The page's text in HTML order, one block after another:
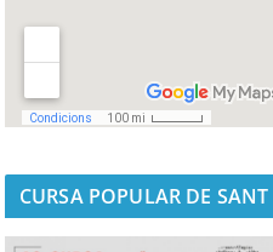
CURSA POPULAR DE